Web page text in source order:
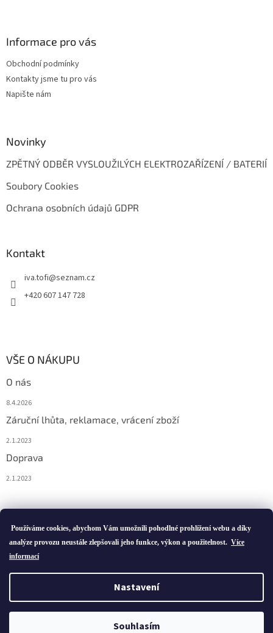
Používáme cookies, abychom Vám umožnili pohodlné prohlížení webu a díky
analýze provozu neustále zlepšovali jeho funkce, výkon a použitelnost. Více
informací
Nastavení
Souhlasím
Informace pro vás
Obchodní podmínky
Kontakty jsme tu pro vás
Napište nám
Novinky
ZPĚTNÝ ODBĚR VYSLOUŽILÝCH ELEKTROZAŘÍZENÍ / BATERIÍ
Soubory Cookies
Ochrana osobních údajů GDPR
Kontakt
iva.tofi@seznam.cz
+420 607 147 728
VŠE O NÁKUPU
O nás
8.4.2026
Záruční lhůta, reklamace, vrácení zboží
2.1.2023
Doprava
2.1.2023
Vytvořil Shoptet
správce daně online; v případě technického výpadku pak nejpozději